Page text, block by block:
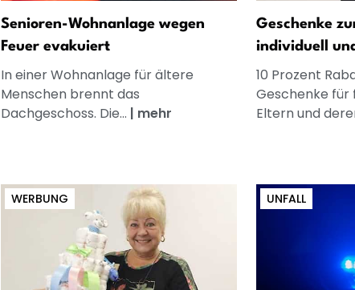
Senioren-Wohnanlage wegen
Feuer evakuiert
In einer Wohnanlage für ältere
Menschen brennt das
Dachgeschoss. Die... | mehr
Geschenke
individuell
10 Prozent
Geschenke
Eltern und
WERBUNG UNFALL